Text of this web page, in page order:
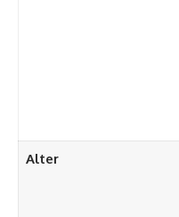
Alter